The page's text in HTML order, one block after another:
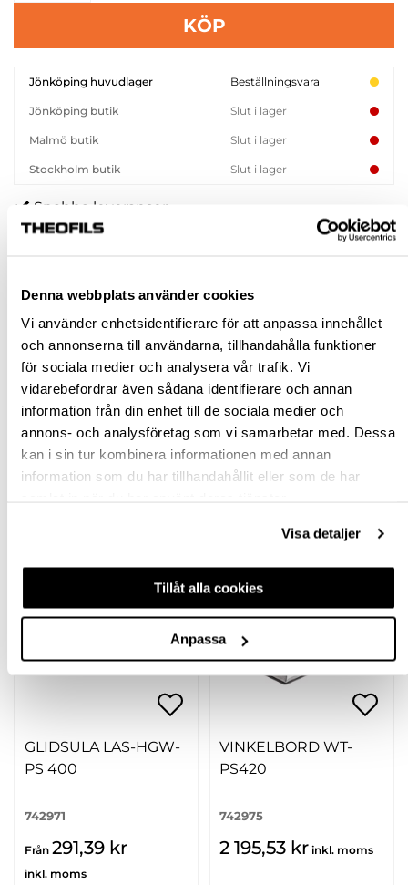
Denna webbplats använder cookies
Vi använder enhetsidentifierare för att anpassa innehållet
och annonserna till användarna, tillhandahålla funktioner
för sociala medier och analysera vår trafik. Vi
vidarebefordrar även sådana identifierare och annan
information från din enhet till de sociala medier och
annons- och analysföretag som vi samarbetar med. Dessa
kan i sin tur kombinera informationen med annan
information som du har tillhandahållit eller som de har
Visa detaljer
Tillåt alla cookies
Anpassa
KÖP
Jönköping huvudlager Beställningsvara
Jönköping butik Slut i lager
Malmö butik Slut i lager
Stockholm butik Slut i lager
Snabba leveranser
Hämta i butik
BESKRIVNING
SPECIFIKATION
FRÅGA OM PRODUKT
RECENSIONER
GLIDSULA LAS-HGW-
PS 400
742971
Från 291,39 kr
inkl. moms
VINKELBORD WT-
PS420
742975
2 195,53 kr inkl. moms